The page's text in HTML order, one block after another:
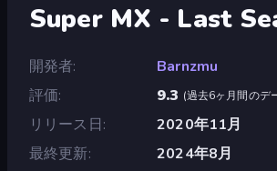
Super MX - Last
開発者
Barnzmu
評価
9.3 (過去6ヶ月間のデ
リリース日
2020年11月
最終更新
2024年8月